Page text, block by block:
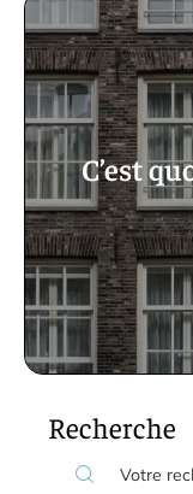
C’est
Recherche